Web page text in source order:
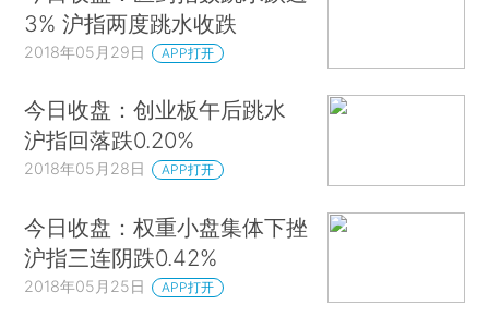
3% 沪指两度跳水收跌
2018年05月29日 APP打开
今日收盘：创业板午后跳水
沪指回落跌0.20%
2018年05月28日 APP打开
今日收盘：权重小盘集体下挫
沪指三连阴跌0.42%
2018年05月25日 APP打开